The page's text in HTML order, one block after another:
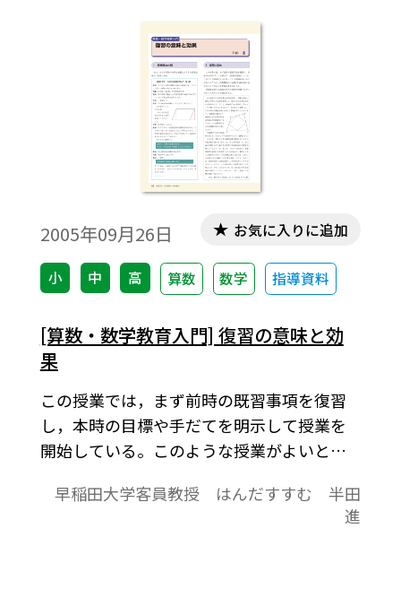
2005年09月26日
小 中 高 算数 数学 指導資料
お気に入りに追加
[算数・数学教育入門] 復習の意味と効
果
この授業では，まず前時の既習事項を復習
し，本時の目標や手だてを明示して授業を
開始している。このような授業がよいと思
授業開始時に前時の内容を繰り返すことに
どのような意味があるのだうか。授業開始
早稲田大学客員教授 はんだすすむ 半田
進